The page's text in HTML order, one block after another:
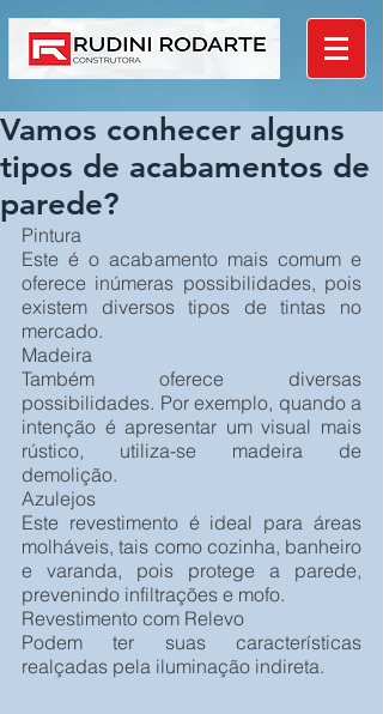
Vamos conhecer alguns
tipos de acabamentos de
parede?
Pintura
Este é o acabamento mais comum e
oferece inúmeras possibilidades, pois
existem diversos tipos de tintas no
mercado.
Madeira
Também oferece diversas
possibilidades. Por exemplo, quando a
intenção é apresentar um visual mais
rústico, utiliza-se madeira de
demolição.
Azulejos
Este revestimento é ideal para áreas
molháveis, tais como cozinha, banheiro
e varanda, pois protege a parede,
prevenindo infiltrações e mofo.
Revestimento com Relevo
Podem ter suas características
realçadas pela iluminação indireta.